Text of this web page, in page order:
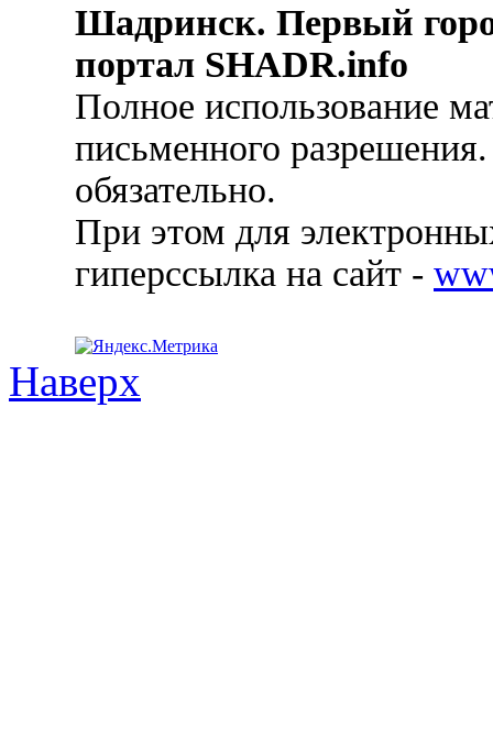
Шадринск. Первый
портал SHADR.info
Полное использование
письменного
обязательно.
При этом для
гиперссылка на сайт -
Наверх